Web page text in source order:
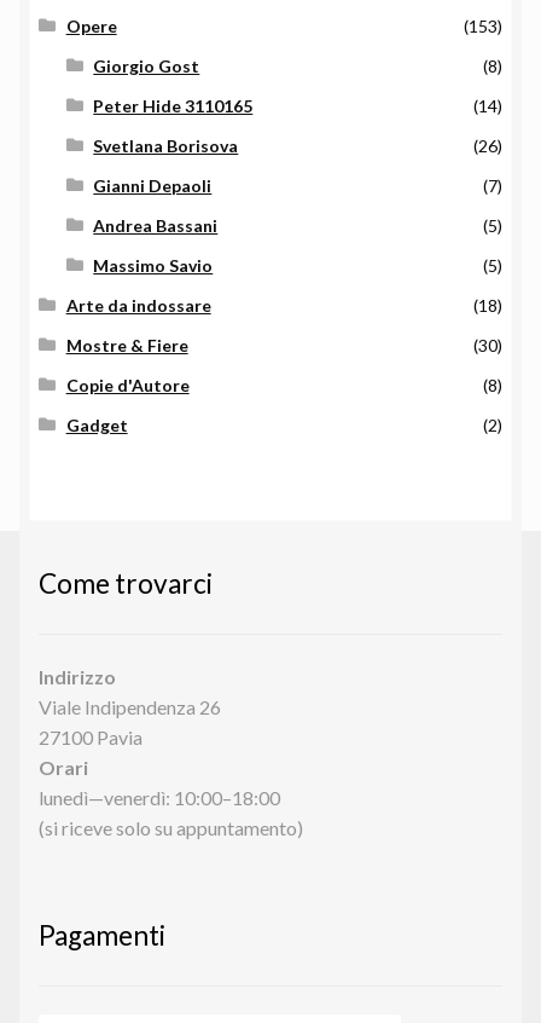
Opere
(153)
Giorgio Gost
(8)
Peter Hide 3110165
(14)
Svetlana Borisova
(26)
Gianni Depaoli
(7)
Andrea Bassani
(5)
Massimo Savio
(5)
Arte da indossare
(18)
Mostre & Fiere
(30)
Copie d'Autore
(8)
Gadget
(2)
Come trovarci
Indirizzo
Viale Indipendenza 26
27100 Pavia
Orari
lunedì—venerdì: 10:00–18:00
(si riceve solo su appuntamento)
Pagamenti